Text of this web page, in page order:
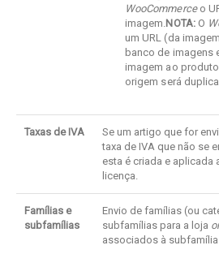
WooCommerceo
imagem.NOTA:O
um URL (da
banco de imagens
imagem ao
origem será
Taxas de IVA
Se um artigo que for
taxa de IVA que não se
esta é criada e aplicada
licença.
Famílias e
subfamílias
Envio de famílias (ou
subfamílias para a loja
associados à subfamília